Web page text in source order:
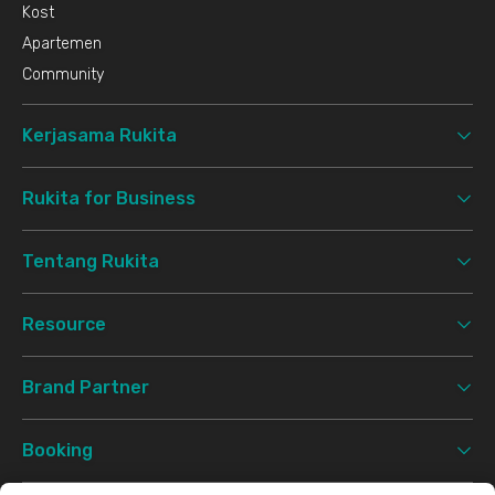
Kost
Apartemen
Community
Kerjasama Rukita
Rukita for Business
Tentang Rukita
Resource
Brand Partner
Booking